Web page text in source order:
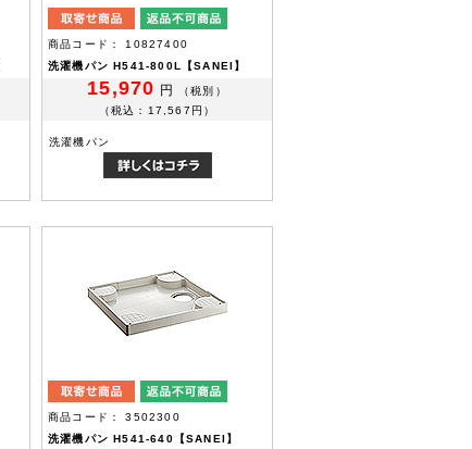
商品コード： 10827400
洗濯機パン H541-800L【SANEI】
15,970 円
（税別）
（税込：17,567円）
洗濯機パン
商品コード： 3502300
洗濯機パン H541-640【SANEI】